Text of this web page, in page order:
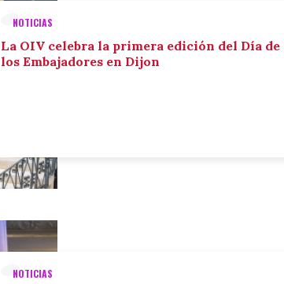
NOTICIAS
La OIV celebra la primera edición del Día de
los Embajadores en Dijon
NOTICIAS